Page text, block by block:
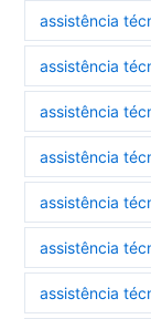
assistência
assistência
assistência
assistência
assistência
assistência
assistência